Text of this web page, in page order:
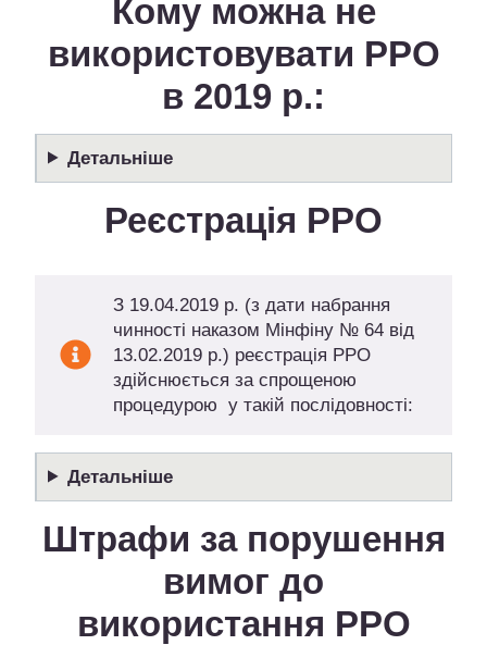
Кому можна не
використовувати РРО
в 2019 р.:
Детальніше
Реєстрація РРО
З 19.04.2019 р. (з дати набрання
чинності наказом Мінфіну № 64 від
13.02.2019 р.) реєстрація РРО
здійснюється за спрощеною
процедурою у такій послідовності:
Детальніше
Штрафи за порушення
вимог до
використання РРО